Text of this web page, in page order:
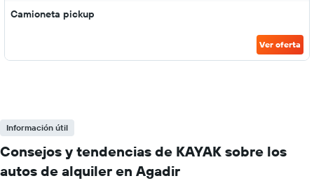
Camioneta pickup
Ver oferta
Información útil
Consejos y tendencias de KAYAK sobre los
autos de alquiler en Agadir